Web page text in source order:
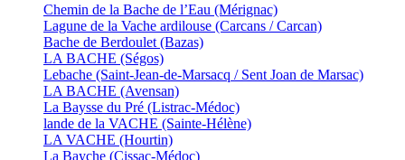
Chemin de la Bache de l’Eau (Mérignac)
Lagune de la Vache ardilouse (Carcans / Carcan)
Bache de Berdoulet (Bazas)
LA BACHE (Ségos)
Lebache (Saint-Jean-de-Marsacq / Sent Joan de Marsac)
LA BACHE (Avensan)
La Baysse du Pré (Listrac-Médoc)
lande de la VACHE (Sainte-Hélène)
LA VACHE (Hourtin)
La Bayche (Cissac-Médoc)